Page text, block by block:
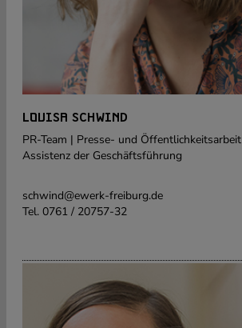
LOUISA SCHWIND
PR-Team | Presse- und Öffentlichkeitsarbeit
Assistenz der Geschäftsführung
schwind@ewerk-freiburg.de
Tel. 0761 / 20757-32